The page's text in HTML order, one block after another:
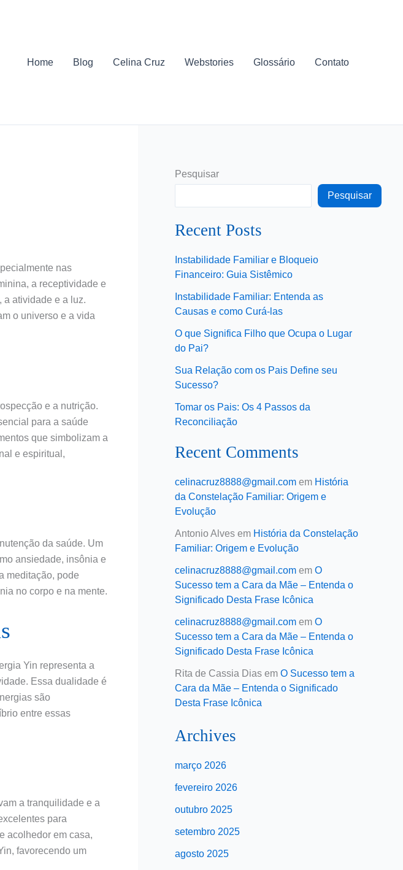
Home Blog Celina Cruz Webstories Glossário Contato
nas
a receptividade e
a atividade e a luz.
o universo e a vida
e a nutrição.
para a saúde
que simbolizam a
e espiritual,
da saúde. Um
ansiedade, insônia e
meditação, pode
no corpo e na mente.
Yin representa a
Essa dualidade é
são
entre essas
a tranquilidade e a
para
acolhedor em casa,
favorecendo um
Pesquisar
Pesquisar
Recent Posts
Instabilidade Familiar e Bloqueio
Financeiro: Guia Sistêmico
Instabilidade Familiar: Entenda as
Causas e como Curá-las
O que Significa Filho que Ocupa o Lugar
do Pai?
Sua Relação com os Pais Define seu
Sucesso?
Tomar os Pais: Os 4 Passos da
Reconciliação
Recent Comments
celinacruz8888@gmail.com em História
da Constelação Familiar: Origem e
Evolução
Antonio Alves em História da Constelação
Familiar: Origem e Evolução
celinacruz8888@gmail.com em O
Sucesso tem a Cara da Mãe – Entenda o
Significado Desta Frase Icônica
celinacruz8888@gmail.com em O
Sucesso tem a Cara da Mãe – Entenda o
Significado Desta Frase Icônica
Rita de Cassia Dias em O Sucesso tem a
Cara da Mãe – Entenda o Significado
Desta Frase Icônica
Archives
março 2026
fevereiro 2026
outubro 2025
setembro 2025
agosto 2025